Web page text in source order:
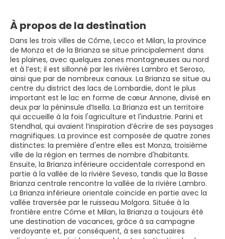
À propos de la destination
Dans les trois villes de Côme, Lecco et Milan, la province
de Monza et de la Brianza se situe principalement dans
les plaines, avec quelques zones montagneuses au nord
et à l’est; il est sillonné par les rivières Lambro et Seroso,
ainsi que par de nombreux canaux. La Brianza se situe au
centre du district des lacs de Lombardie, dont le plus
important est le lac en forme de cœur Annone, divisé en
deux par la péninsule d’Isella. La Brianza est un territoire
qui accueille à la fois l'agriculture et l'industrie. Parini et
Stendhal, qui avaient l’inspiration d’écrire de ses paysages
magnifiques. La province est composée de quatre zones
distinctes: la première d'entre elles est Monza, troisième
ville de la région en termes de nombre d'habitants.
Ensuite, la Brianza inférieure occidentale correspond en
partie à la vallée de la rivière Seveso, tandis que la Basse
Brianza centrale rencontre la vallée de la rivière Lambro.
La Brianza inférieure orientale coïncide en partie avec la
vallée traversée par le ruisseau Molgora. Située à la
frontière entre Côme et Milan, la Brianza a toujours été
une destination de vacances, grâce à sa campagne
verdoyante et, par conséquent, à ses sanctuaires